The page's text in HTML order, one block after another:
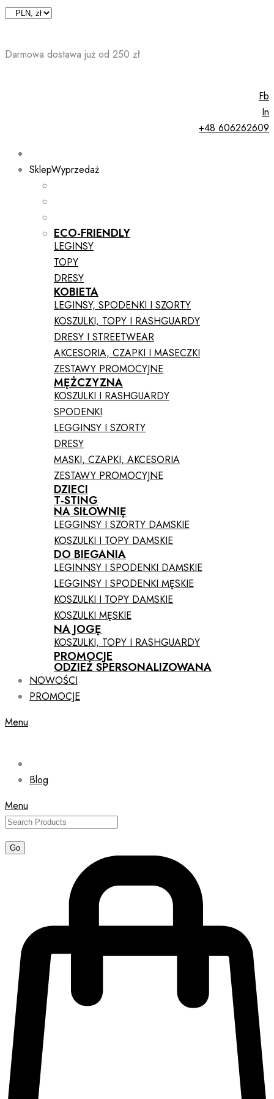
Skip
Darmowa dostawa już od 250 zł
Fb
In
+48 606262609
SklepWyprzedaż
ECO-FRIENDLY
LEGINSY
TOPY
DRESY
KOBIETA
LEGINSY, SPODENKI I SZORTY
KOSZULKI, TOPY I RASHGUARDY
DRESY I STREETWEAR
AKCESORIA, CZAPKI I MASECZKI
ZESTAWY PROMOCYJNE
MĘŻCZYZNA
KOSZULKI I RASHGUARDY
SPODENKI
LEGGINSY I SZORTY
DRESY
MASKI, CZAPKI, AKCESORIA
ZESTAWY PROMOCYJNE
DZIECI
T-STING
NA SIŁOWNIĘ
LEGGINSY I SZORTY DAMSKIE
KOSZULKI I TOPY DAMSKIE
DO BIEGANIA
LEGINNSY I SPODENKI DAMSKIE
LEGGINSY I SPODENKI MĘSKIE
KOSZULKI I TOPY DAMSKIE
KOSZULKI MĘSKIE
NA JOGĘ
KOSZULKI, TOPY I RASHGUARDY
PROMOCJE
ODZIEŻ SPERSONALIZOWANA
NOWOŚCI
PROMOCJE
Menu
Blog
Menu